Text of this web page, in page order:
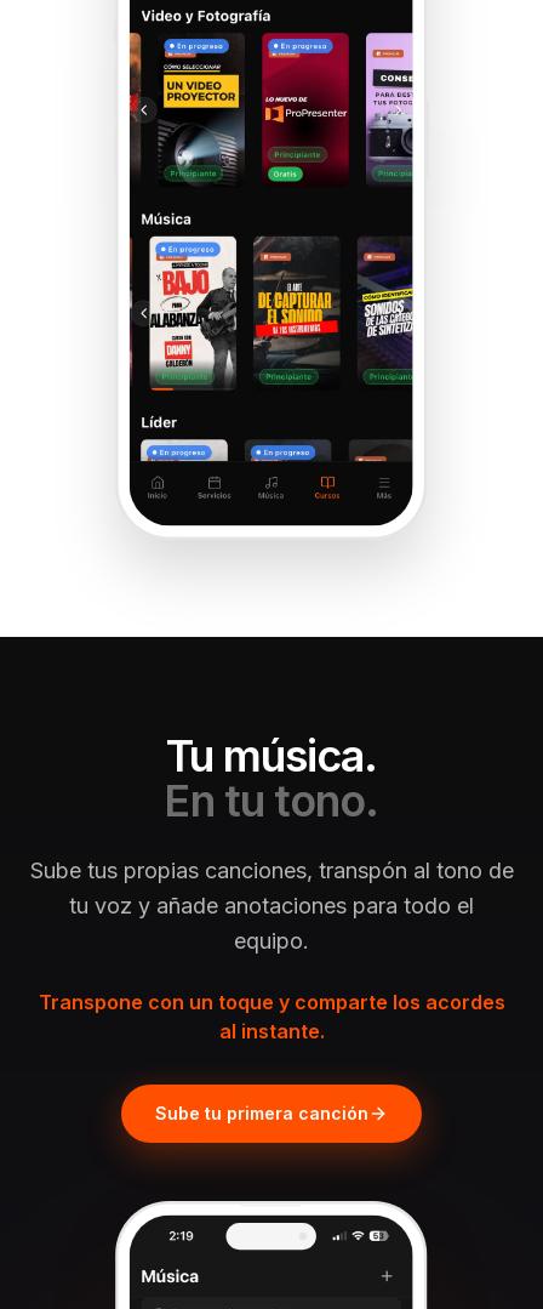
Tu música.
En tu tono.
Sube tus propias canciones, transpón al tono de
tu voz y añade anotaciones para todo el
equipo.
Transpone con un toque y comparte los acordes
al instante.
Sube tu primera canción